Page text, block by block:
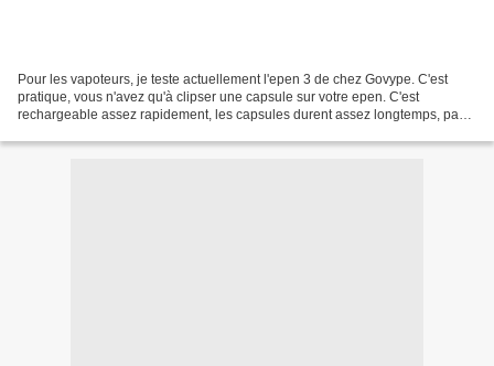
Pour les vapoteurs, je teste actuellement l'epen 3 de chez Govype. C'est
pratique, vous n'avez qu'à clipser une capsule sur votre epen. C'est
rechargeable assez rapidement, les capsules durent assez longtemps, pas